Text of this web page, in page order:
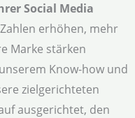
Social Media
erhöhen, mehr
Marke stärken
Know-how und
zielgerichteten
ausgerichtet, den